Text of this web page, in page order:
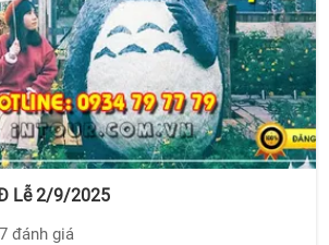
Lễ 2/9/2025
đánh giá